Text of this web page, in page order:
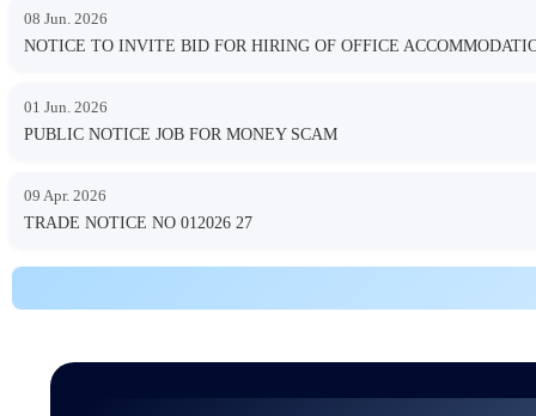
08 Jun. 2026
NOTICE TO INVITE BID FOR HIRING OF OFFICE
01 Jun. 2026
PUBLIC NOTICE JOB FOR MONEY SCAM
09 Apr. 2026
TRADE NOTICE NO 012026 27